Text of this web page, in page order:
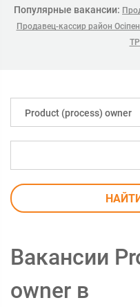
Популярные вакансии:
Продавец-кассир район
Рroduct (process) owner
Вакансии
owner в